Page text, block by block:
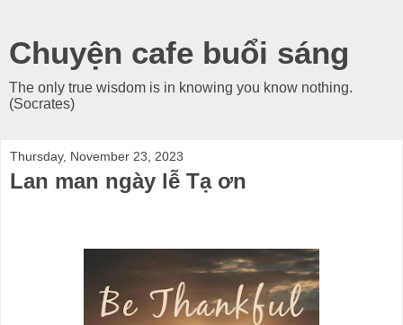
Chuyện cafe buổi sáng
The only true wisdom is in knowing you know nothing.
(Socrates)
Thursday, November 23, 2023
Lan man ngày lễ Tạ ơn